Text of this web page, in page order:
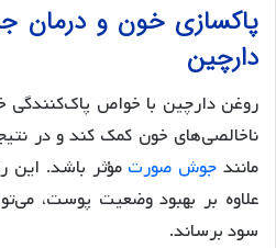
پاکسازی خون و درمان
دارچین
روغن دارچین با خواص پاک‌کنندگی
ناخالصی‌های خون کمک کند و در
مانند جوش صورت مؤثر باشد. این
علاوه بر بهبود وضعیت پوست،
سود برساند.